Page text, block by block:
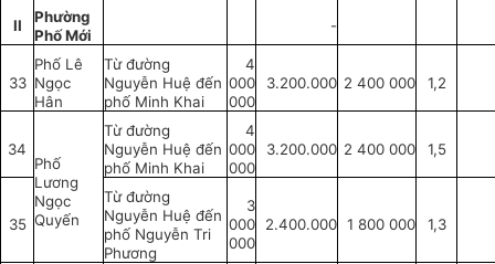
II
Phường
Phố Mới
-
33
Phố Lê
Ngọc
Hân
Từ đường
Nguyễn Huệ đến
phố Minh Khai
4
000
000
3.200.000 2 400 000 1,2
34
Phố
Lương
Ngọc
Quyến
Từ đường
Nguyễn Huệ đến
phố Minh Khai
4
000
000
3.200.000 2 400 000 1,5
35
Từ đường
Nguyễn Huệ đến
phố Nguyễn Tri
Phương
3
000
000
2.400.000 1 800 000 1,3